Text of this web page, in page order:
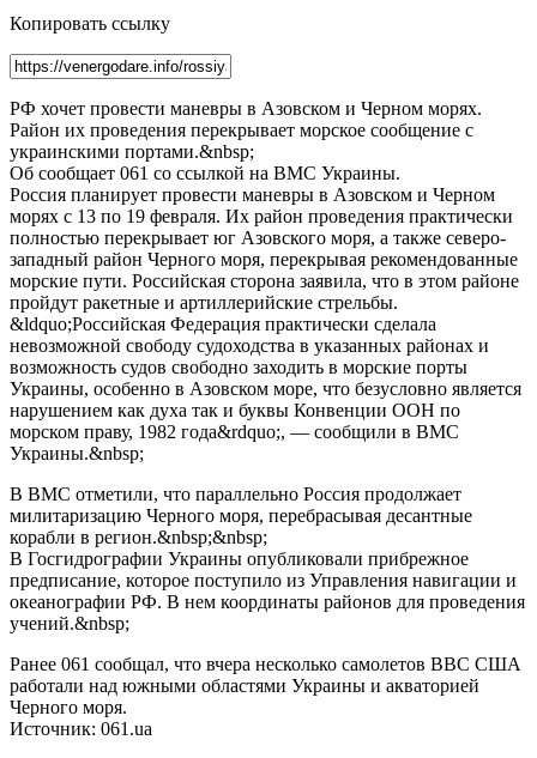
Копировать ссылку
РФ хочет провести маневры в Азовском и Черном морях.
Район их проведения перекрывает морское сообщение с
украинскими портами.&nbsp;
Об сообщает 061 со ссылкой на ВМС Украины.
Россия планирует провести маневры в Азовском и Черном
морях с 13 по 19 февраля. Их район проведения практически
полностью перекрывает юг Азовского моря, а также северо-
западный район Черного моря, перекрывая рекомендованные
морские пути. Российская сторона заявила, что в этом районе
пройдут ракетные и артиллерийские стрельбы.
&ldquo;Российская Федерация практически сделала
невозможной свободу судоходства в указанных районах и
возможность судов свободно заходить в морские порты
Украины, особенно в Азовском море, что безусловно является
нарушением как духа так и буквы Конвенции ООН по
морском праву, 1982 года&rdquo;, — сообщили в ВМС
Украины.&nbsp;
В ВМС отметили, что параллельно Россия продолжает
милитаризацию Черного моря, перебрасывая десантные
корабли в регион.&nbsp;&nbsp;
В Госгидрографии Украины опубликовали прибрежное
предписание, которое поступило из Управления навигации и
океанографии РФ. В нем координаты районов для проведения
учений.&nbsp;
Ранее 061 сообщал, что вчера несколько самолетов ВВС США
работали над южными областями Украины и акваторией
Черного моря.
Источник: 061.ua